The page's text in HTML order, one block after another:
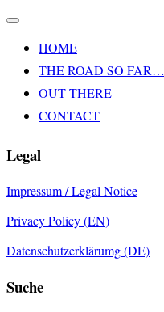
Navigation
umschalten
HOME
THE ROAD SO FAR…
OUT THERE
CONTACT
Legal
Impressum / Legal Notice
Privacy Policy (EN)
Datenschutzerklärumg (DE)
Suche